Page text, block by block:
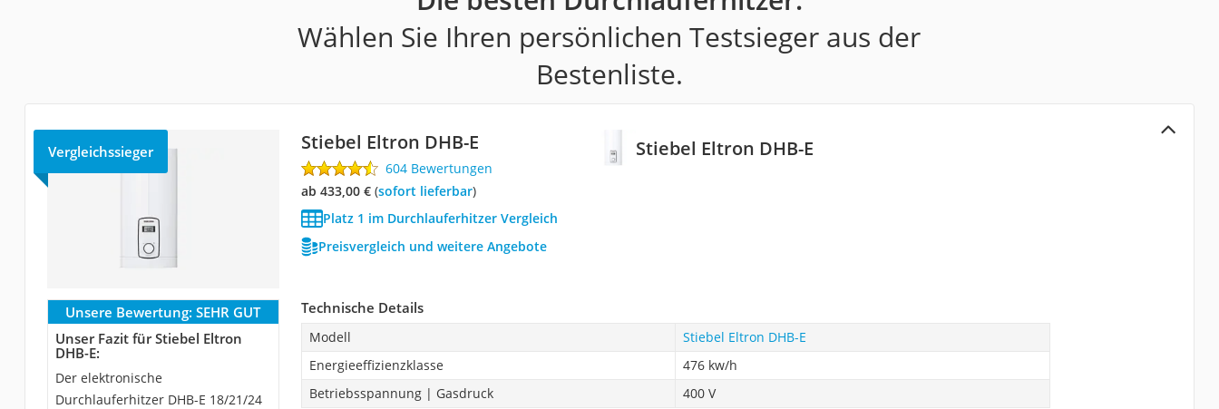
Wählen Sie Ihren persönlichen Testsieger aus der
Bestenliste.
Stiebel Eltron DHB-E
Vergleichssieger Stiebel Eltron DHB-E
604 Bewertungen
ab 433,00 €( Sofort lieferbar)
Platz 1 im Durchlauferhitzer Vergleich
Preisvergleich und weitere Angebote
Unsere Bewertung: SEHR GUT
Unser Fazit für Stiebel Eltron
DHB-E:
Der elektronische
Durchlauferhitzer DHB-E 18/21/24
Technische Details
Modell
Stiebel Eltron DHB-E
Energieeffizienzklasse
476 kw/h
Betriebsspannung | Gasdruck
400 V